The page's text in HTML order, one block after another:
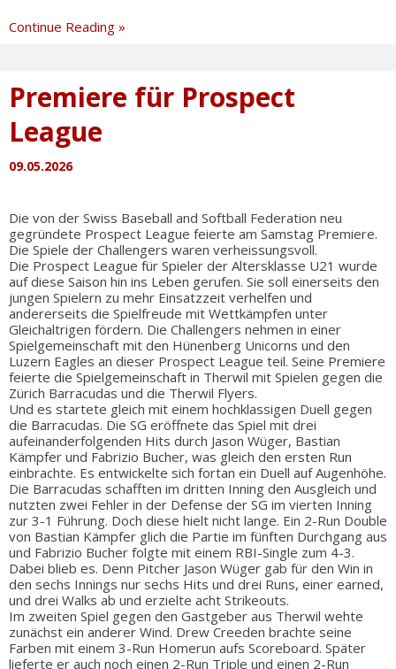
Continue Reading »
Barracudas
Premiere für Prospect
League
09.05.2026
Die von der Swiss Baseball and Softball Federation neu
gegründete Prospect League feierte am Samstag Premiere.
Die Spiele der Challengers waren verheissungsvoll.
Die Prospect League für Spieler der Altersklasse U21 wurde
auf diese Saison hin ins Leben gerufen. Sie soll einerseits den
jungen Spielern zu mehr Einsatzzeit verhelfen und
andererseits die Spielfreude mit Wettkämpfen unter
Gleichaltrigen fördern. Die Challengers nehmen in einer
Spielgemeinschaft mit den Hünenberg Unicorns und den
Luzern Eagles an dieser Prospect League teil. Seine Premiere
feierte die Spielgemeinschaft in Therwil mit Spielen gegen die
Zürich Barracudas und die Therwil Flyers.
Und es startete gleich mit einem hochklassigen Duell gegen
die Barracudas. Die SG eröffnete das Spiel mit drei
aufeinanderfolgenden Hits durch Jason Wüger, Bastian
Kämpfer und Fabrizio Bucher, was gleich den ersten Run
einbrachte. Es entwickelte sich fortan ein Duell auf Augenhöhe.
Die Barracudas schafften im dritten Inning den Ausgleich und
nutzten zwei Fehler in der Defense der SG im vierten Inning
zur 3-1 Führung. Doch diese hielt nicht lange. Ein 2-Run Double
von Bastian Kämpfer glich die Partie im fünften Durchgang aus
und Fabrizio Bucher folgte mit einem RBI-Single zum 4-3.
Dabei blieb es. Denn Pitcher Jason Wüger gab für den Win in
den sechs Innings nur sechs Hits und drei Runs, einer earned,
und drei Walks ab und erzielte acht Strikeouts.
Im zweiten Spiel gegen den Gastgeber aus Therwil wehte
zunächst ein anderer Wind. Drew Creeden brachte seine
Farben mit einem 3-Run Homerun aufs Scoreboard. Später
lieferte er auch noch einen 2-Run Triple und einen 2-Run